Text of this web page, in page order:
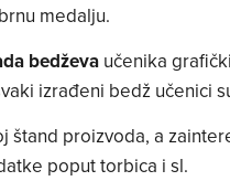
medalju.
bedževaučenika
izrađeni bedž učenici
štand proizvoda, a
poput torbica i sl.